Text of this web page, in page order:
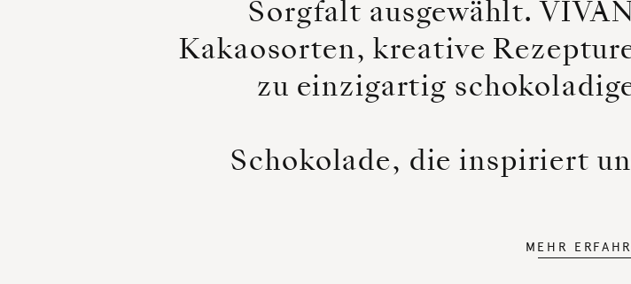
Sorgfalt ausgewählt.
Kakaosorten, kreative
zu einzigartig
Schokolade, die inspiriert
MEHR